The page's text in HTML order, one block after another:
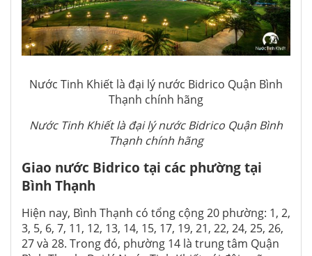
Nước Tinh Khiết là đại lý nước Bidrico Quận Bình
Thạnh chính hãng
Nước Tinh Khiết là đại lý nước Bidrico Quận Bình
Thạnh chính hãng
Giao nước Bidrico tại các phường tại
Bình Thạnh
Hiện nay, Bình Thạnh có tổng cộng 20 phường: 1, 2,
3, 5, 6, 7, 11, 12, 13, 14, 15, 17, 19, 21, 22, 24, 25, 26,
27 và 28. Trong đó, phường 14 là trung tâm Quận